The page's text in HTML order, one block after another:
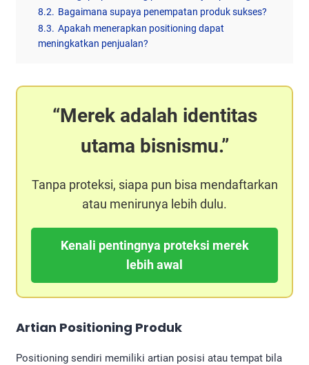
8.2. Bagaimana supaya penempatan produk sukses?
8.3. Apakah menerapkan positioning dapat
meningkatkan penjualan?
Merek adalah identitas
utama bisnismu.
Tanpa proteksi, siapa pun bisa mendaftarkan
atau menirunya lebih dulu.
Kenali pentingnya proteksi merek
lebih awal
Artian Positioning Produk
Positioning sendiri memiliki artian posisi atau tempat bila